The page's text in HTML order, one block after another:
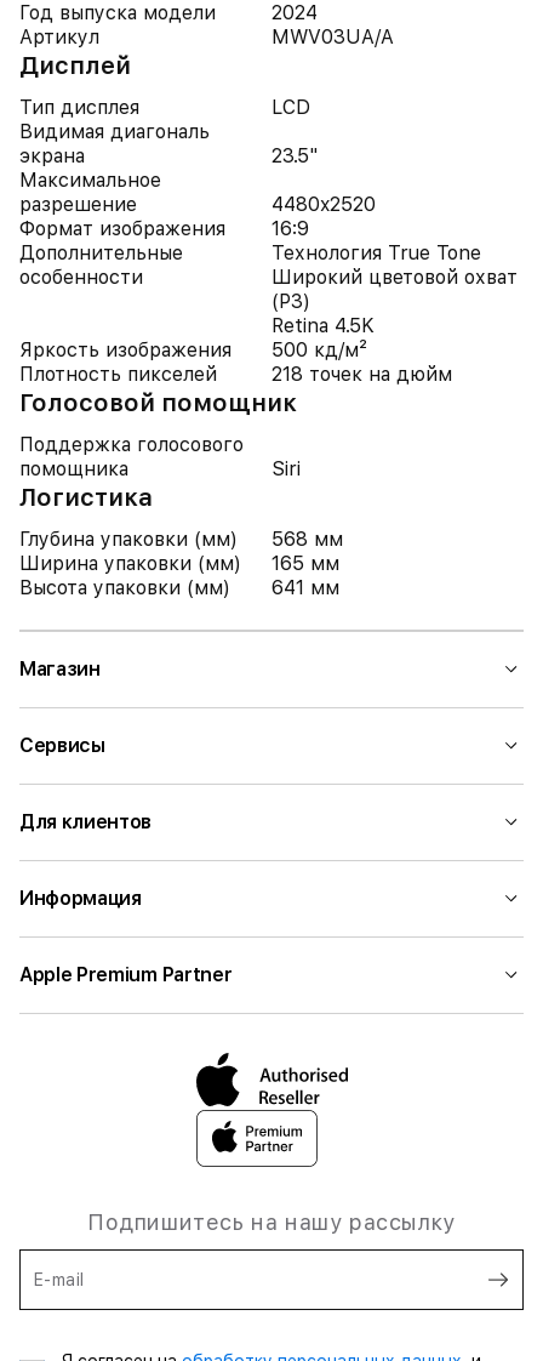
Год выпуска модели
2024
Артикул
MWV03UA/A
Дисплей
Тип дисплея
LCD
Видимая диагональ
экрана
23.5"
Максимальное
разрешение
4480x2520
Формат изображения
16:9
Дополнительные
особенности
Технология True Tone
Широкий цветовой охват
(P3)
Retina 4.5K
Яркость изображения
500 кд/м²
Плотность пикселей
218 точек на дюйм
Голосовой помощник
Поддержка голосового
помощника
Siri
Логистика
Глубина упаковки (мм)
568 мм
Ширина упаковки (мм)
165 мм
Высота упаковки (мм)
641 мм
Магазин
Сервисы
Для клиентов
Информация
Apple Premium Partner
Подпишитесь на нашу рассылку
E-mail